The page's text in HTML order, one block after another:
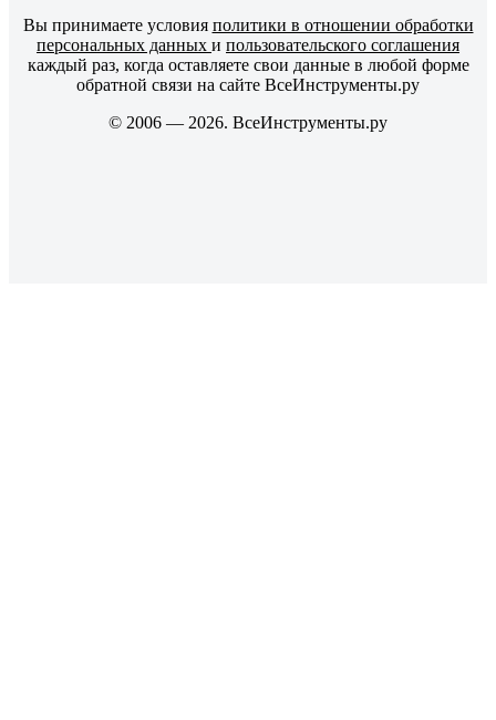
Вы принимаете условия политики в отношении обработки
персональных данных и пользовательского соглашения
каждый раз, когда оставляете свои данные в любой форме
обратной связи на сайте ВсеИнструменты.ру
© 2006 — 2026. ВсеИнструменты.ру